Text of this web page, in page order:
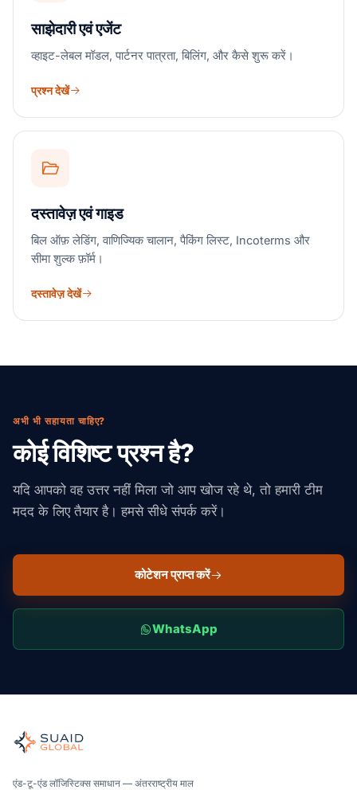
साझेदारी एवं एजेंट
व्हाइट-लेबल मॉडल, पार्टनर पात्रता, बिलिंग, और कैसे शुरू करें।
प्रश्न देखें
दस्तावेज़ एवं गाइड
बिल ऑफ़ लेडिंग, वाणिज्यिक चालान, पैकिंग लिस्ट, Incoterms और
सीमा शुल्क फ़ॉर्म।
दस्तावेज़ देखें
अभी भी सहायता चाहिए?
कोई विशिष्ट प्रश्न है?
यदि आपको वह उत्तर नहीं मिला जो आप खोज रहे थे, तो हमारी टीम
मदद के लिए तैयार है। हमसे सीधे संपर्क करें।
कोटेशन प्राप्त करें
WhatsApp
वैश्विक महासागर, वायु, जमीन, सीमा शुल्क और भंडारण के लिए स्वतंत्र माल
महासागर, वायु और ज़मीन - वाहक-तटस्थ रूप से तुलना की गई, सभी को उद्धृत
Suaid Global वाहक क्षमता नहीं बेचता है। प्रत्येक लेन की तुलना समुद्र,
एंड-टू-एंड लॉजिस्टिक्स समाधान — अंतरराष्ट्रीय माल